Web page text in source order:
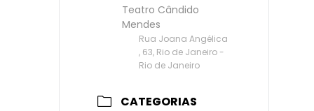
Teatro Cândido
Mendes
Rua Joana Angélica
, 63, Rio de Janeiro -
Rio de Janeiro
CATEGORIAS